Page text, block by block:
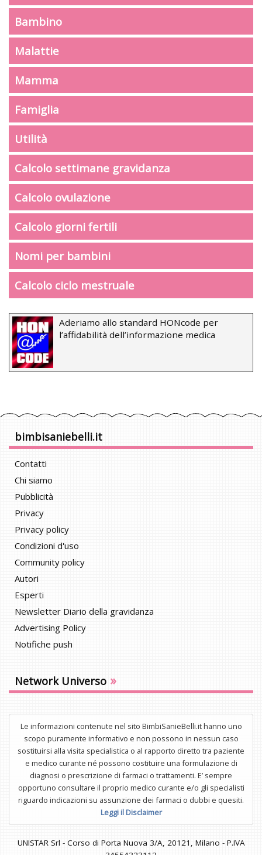
Bambino
Malattie
Mamma
Famiglia
Utilità
Calcolo settimane gravidanza
Calcolo ovulazione
Calcolo giorni fertili
Nomi per bambini
Calcolo ciclo mestruale
Aderiamo allo standard HONcode per
l’affidabilità dell’informazione medica
bimbisaniebelli.it
Contatti
Chi siamo
Pubblicità
Privacy
Privacy policy
Condizioni d'uso
Community policy
Autori
Esperti
Newsletter Diario della gravidanza
Advertising Policy
Notifiche push
Network Universo »
Le informazioni contenute nel sito BimbiSanieBelli.it hanno uno
scopo puramente informativo e non possono in nessun caso
sostituirsi alla visita specialistica o al rapporto diretto tra paziente
e medico curante né possono costituire una formulazione di
diagnosi o prescrizione di farmaci o trattamenti. E’ sempre
opportuno consultare il proprio medico curante e/o gli specialisti
riguardo indicazioni su assunzione dei farmaci o dubbi e quesiti.
Leggi il Disclaimer
UNISTAR Srl - Corso di Porta Nuova 3/A, 20121, Milano - P.IVA